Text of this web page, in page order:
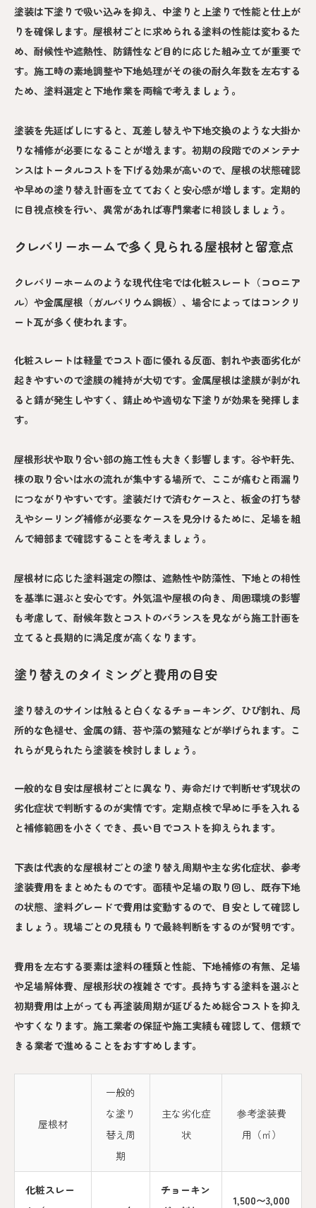
塗装は下塗りで吸い込みを抑え、中塗りと上塗りで性能と仕上が
りを確保します。屋根材ごとに求められる塗料の性能は変わるた
め、耐候性や遮熱性、防錆性など目的に応じた組み立てが重要で
す。施工時の素地調整や下地処理がその後の耐久年数を左右する
ため、塗料選定と下地作業を両輪で考えましょう。
塗装を先延ばしにすると、瓦差し替えや下地交換のような大掛か
りな補修が必要になることが増えます。初期の段階でのメンテナ
ンスはトータルコストを下げる効果が高いので、屋根の状態確認
や早めの塗り替え計画を立てておくと安心感が増します。定期的
に目視点検を行い、異常があれば専門業者に相談しましょう。
クレバリーホームで多く見られる屋根材と留意点
クレバリーホームのような現代住宅では化粧スレート（コロニア
ル）や金属屋根（ガルバリウム鋼板）、場合によってはコンクリ
ート瓦が多く使われます。
化粧スレートは軽量でコスト面に優れる反面、割れや表面劣化が
起きやすいので塗膜の維持が大切です。金属屋根は塗膜が剥がれ
ると錆が発生しやすく、錆止めや適切な下塗りが効果を発揮しま
す。
屋根形状や取り合い部の施工性も大きく影響します。谷や軒先、
棟の取り合いは水の流れが集中する場所で、ここが痛むと雨漏り
につながりやすいです。塗装だけで済むケースと、板金の打ち替
えやシーリング補修が必要なケースを見分けるために、足場を組
んで細部まで確認することを考えましょう。
屋根材に応じた塗料選定の際は、遮熱性や防藻性、下地との相性
を基準に選ぶと安心です。外気温や屋根の向き、周囲環境の影響
も考慮して、耐候年数とコストのバランスを見ながら施工計画を
立てると長期的に満足度が高くなります。
塗り替えのタイミングと費用の目安
塗り替えのサインは触ると白くなるチョーキング、ひび割れ、局
所的な色褪せ、金属の錆、苔や藻の繁殖などが挙げられます。こ
れらが見られたら塗装を検討しましょう。
一般的な目安は屋根材ごとに異なり、寿命だけで判断せず現状の
劣化症状で判断するのが実情です。定期点検で早めに手を入れる
と補修範囲を小さくでき、長い目でコストを抑えられます。
下表は代表的な屋根材ごとの塗り替え周期や主な劣化症状、参考
塗装費用をまとめたものです。面積や足場の取り回し、既存下地
の状態、塗料グレードで費用は変動するので、目安として確認し
ましょう。現場ごとの見積もりで最終判断をするのが賢明です。
費用を左右する要素は塗料の種類と性能、下地補修の有無、足場
や足場解体費、屋根形状の複雑さです。長持ちする塗料を選ぶと
初期費用は上がっても再塗装周期が延びるため総合コストを抑え
やすくなります。施工業者の保証や施工実績も確認して、信頼で
きる業者で進めることをおすすめします。
屋根材
一般的
な塗り
替え周
期
主な劣化症
状
参考塗装費
用（㎡）
化粧スレー
チョーキン
1,500〜3,000